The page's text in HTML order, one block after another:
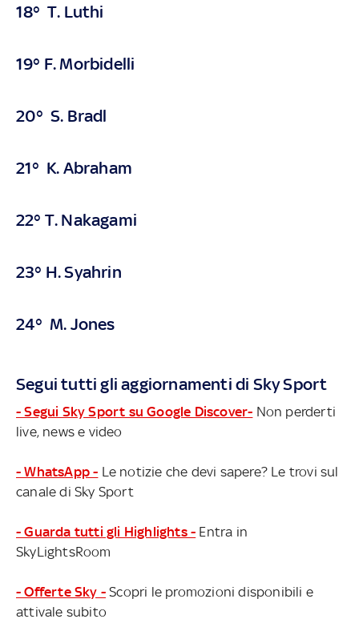
18° T. Luthi
19° F. Morbidelli
20° S. Bradl
21° K. Abraham
22° T. Nakagami
23° H. Syahrin
24° M. Jones
Segui tutti gli aggiornamenti di Sky Sport
- Segui Sky Sport su Google Discover- Non perderti
live, news e video
- WhatsApp - Le notizie che devi sapere? Le trovi sul
canale di Sky Sport
- Guarda tutti gli Highlights - Entra in
SkyLightsRoom
- Offerte Sky - Scopri le promozioni disponibili e
attivale subito